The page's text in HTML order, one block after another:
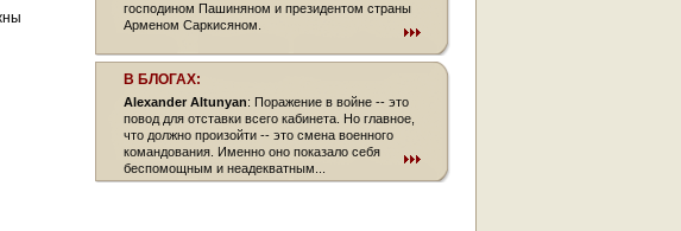
господином Пашиняном и президентом страны
Арменом Саркисяном.
В БЛОГАХ:
Alexander Altunyan: Поражение в войне -- это
повод для отставки всего кабинета. Но главное,
что должно произойти -- это смена военного
командования. Именно оно показало себя
беспомощным и неадекватным...